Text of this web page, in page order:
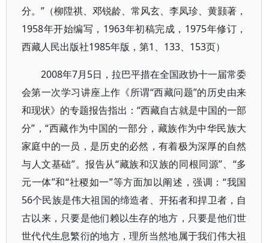
分。”（柳陞祺、邓锐龄、常风玄、李凤珍、黄颢著，
1958年开始编写，1963年初稿完成，1975年修订，
西藏人民出版社1985年版，第1、133、153页）
2008年7月5日，拉巴平措在全国政协十一届常委
会第一次学习讲座上作《所谓“西藏问题”的历史由来
和现状》的专题报告指出：“西藏自古就是中国的一部
分”，“西藏作为中国的一部分，藏族作为中华民族大
家庭中的一员，是历史的必然，有着极为深厚的自然
与人文基础”。报告从“藏族和汉族的同根同源”、“多
元一体”和“社稷如一”等方面加以阐述，强调：“我国
56个民族是伟大祖国的缔造者、开拓者和捍卫者，自
古以来，只要是他们赖以生存的地方，只要是他们世
世代代生息繁衍的地方，理所当然地属于我们伟大祖